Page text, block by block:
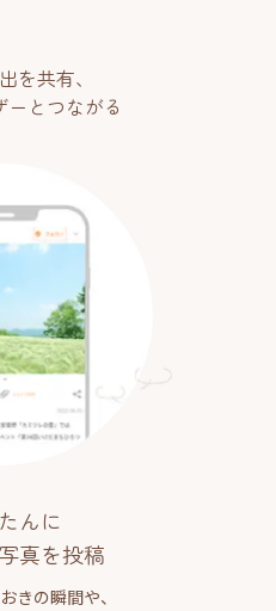
を共有、
とつながる
んに
真を投稿
きの瞬間や、